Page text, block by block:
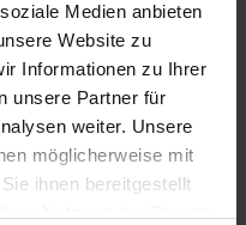
Medien anbieten
Website zu
Informationen zu Ihrer
unsere Partner für
weiter. Unsere
möglicherweise mit
ihnen bereitgestellt